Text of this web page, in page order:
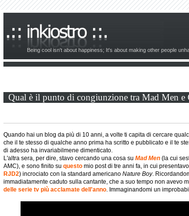
Being cool isn't about happiness; It's about making other people
Qual è il punto di congiunzione tra Mad Men e
Quando hai un blog da più di 10 anni, a volte ti capita di cercare
che il te stesso di qualche anno prima ha scritto e pubblicato e il te
di adesso ha invariabilmene dimenticato.
L'altra sera, per dire, stavo cercando una cosa su Mad Men (la cui
AMC), e sono finito su questo mio post di tre anni fa, in cui
RJD2) incrociato con la standard americano Nature Boy.
immadiatamente caduto sulla cantante, che a suo tempo non avevo
delle serie tv più acclamate dell'anno. Immaginandomi un